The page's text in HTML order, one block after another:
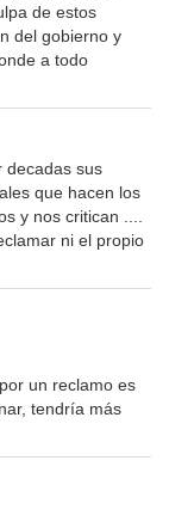
de estos
del gobierno y
a todo
decadas sus
que hacen los
y nos critican ....
ni el propio
un reclamo es
tendría más